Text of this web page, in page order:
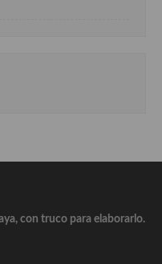
con truco para elaborarlo.